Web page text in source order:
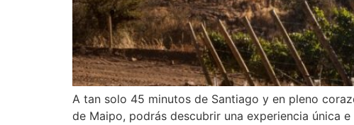
A tan solo 45 minutos de Santiago y en pleno
de Maipo, podrás descubrir una experiencia única